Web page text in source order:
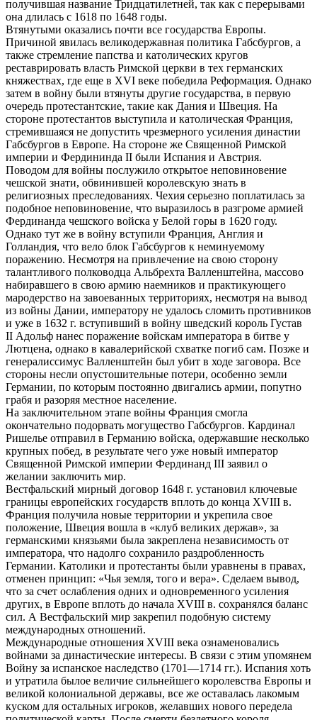
получившая название Тридцатилетней, так как с перерывами
она длилась с 1618 по 1648 годы.
Втянутыми оказались почти все государства Европы.
Причиной явилась великодержавная политика Габсбургов, а
также стремление папства и католических кругов
реставрировать власть Римской церкви в тех германских
княжествах, где еще в XVI веке победила Реформация. Однако
затем в войну были втянуты другие государства, в первую
очередь протестантские, такие как Дания и Швеция. На
стороне протестантов выступила и католическая Франция,
стремившаяся не допустить чрезмерного усиления династии
Габсбургов в Европе. На стороне же Священной Римской
империи и Фердининда II были Испания и Австрия.
Поводом для войны послужило открытое неповиновение
чешской знати, обвинившей королевскую знать в
религиозных преследованиях. Чехия серьезно поплатилась за
подобное неповиновение, что выразилось в разгроме армией
Фердинанда чешского войска у Белой горы в 1620 году.
Однако тут же в войну вступили Франция, Англия и
Голландия, что вело блок Габсбургов к неминуемому
поражению. Несмотря на привлечение на свою сторону
талантливого полководца Альбрехта Валленштейна, массово
набиравшего в свою армию наемников и практикующего
мародерство на завоеванных территориях, несмотря на вывод
из войны Дании, императору не удалось сломить противников
и уже в 1632 г. вступивший в войну шведский король Густав
II Адольф нанес поражение войскам императора в битве у
Лютцена, однако в кавалерийской схватке погиб сам. Позже и
генералиссимус Валленштейн был убит в ходе заговора. Все
стороны несли опустошительные потери, особенно земли
Германии, по которым постоянно двигались армии, попутно
грабя и разоряя местное население.
На заключительном этапе войны Франция смогла
окончательно подорвать могущество Габсбургов. Кардинал
Ришелье отправил в Германию войска, одержавшие несколько
крупных побед, в результате чего уже новый император
Священной Римской империи Фердинанд III заявил о
желании заключить мир.
Вестфальский мирный договор 1648 г. установил ключевые
границы европейских государств вплоть до конца XVIII в.
Франция получила новые территории и укрепила свое
положение, Швеция вошла в «клуб великих держав», за
германскими князьями была закреплена независимость от
императора, что надолго сохранило раздробленность
Германии. Католики и протестанты были уравнены в правах,
отменен принцип: «Чья земля, того и вера». Сделаем вывод,
что за счет ослабления одних и одновременного усиления
других, в Европе вплоть до начала XVIII в. сохранялся баланс
сил. А Вестфальский мир закрепил подобную систему
международных отношений.
Международные отношения XVIII века ознаменовались
войнами за династические интересы. В связи с этим упомянем
Войну за испанское наследство (1701—1714 гг.). Испания хоть
и утратила былое величие сильнейшего королевства Европы и
великой колониальной державы, все же оставалась лакомым
куском для остальных игроков, желавших нового передела